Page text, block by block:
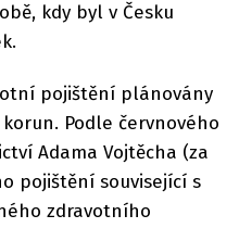
kdy byl v Česku
pojištění plánovány
Podle červnového
Adama Vojtěcha (za
pojištění související s
zdravotního